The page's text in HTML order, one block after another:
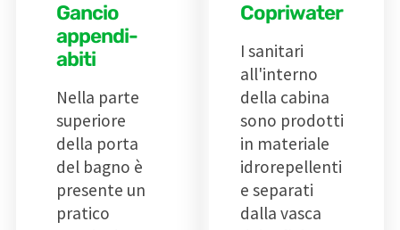
Gancio
appendi-
abiti
Nella parte
superiore
della porta
del bagno è
presente un
pratico
Copriwater
I sanitari
all'interno
della cabina
sono prodotti
in materiale
idrorepellenti
e separati
dalla vasca